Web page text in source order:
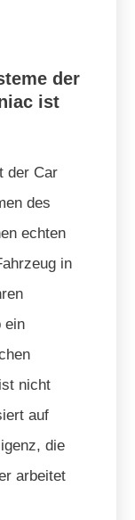
der
ist
der Car
des
echten
in
ein
nicht
auf
die
arbeitet